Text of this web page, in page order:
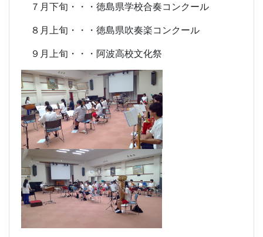
７月下旬・・・徳島県学校合奏コンクール
８月上旬・・・徳島県吹奏楽コンクール
９月上旬・・・阿波高校文化祭